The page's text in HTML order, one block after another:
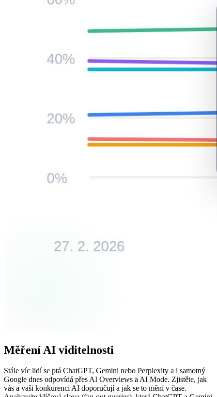
Měření AI viditelnosti
Stále víc lidí se ptá ChatGPT, Gemini nebo Perplexity a i samotný
Google dnes odpovídá přes AI Overviews a AI Mode. Zjistěte, jak
vás a vaši konkurenci AI doporučují a jak se to mění v čase.